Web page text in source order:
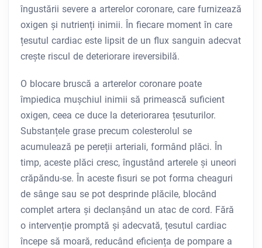
îngustării severe a arterelor coronare, care furnizează
oxigen și nutrienți inimii. În fiecare moment în care
țesutul cardiac este lipsit de un flux sanguin adecvat
crește riscul de deteriorare ireversibilă.
O blocare bruscă a arterelor coronare poate
împiedica mușchiul inimii să primească suficient
oxigen, ceea ce duce la deteriorarea țesuturilor.
Substanțele grase precum colesterolul se
acumulează pe pereții arteriali, formând plăci. În
timp, aceste plăci cresc, îngustând arterele și uneori
crăpăndu-se. În aceste fisuri se pot forma cheaguri
de sânge sau se pot desprinde plăcile, blocând
complet artera și declanșând un atac de cord. Fără
o intervenție promptă și adecvată, țesutul cardiac
începe să moară, reducând eficiența de pompare a